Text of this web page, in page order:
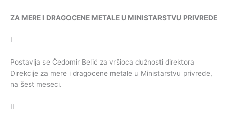
ZA MERE I DRAGOCENE METALE U MINISTARSTVU PRIVREDE
I
Postavlja se Čedomir Belić za vršioca dužnosti direktora
Direkcije za mere i dragocene metale u Ministarstvu privrede,
na šest meseci.
II